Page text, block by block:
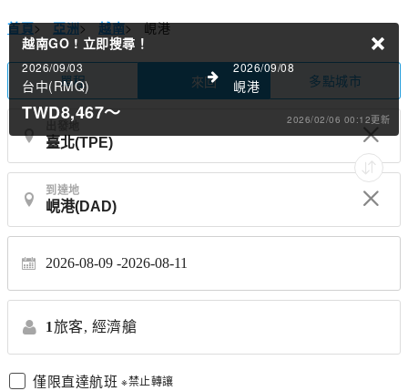
首頁> 亞洲> 越南> 峴港
單程 來回 多點城市
出發地
到達地
2026-08-09 2026-08-11
1旅客, 經濟艙
僅限直達航班 ※禁止轉讓
越南GO ! 立即搜尋！
2026/09/03
台中(RMQ)
2026/09/08
峴港
TWD8,467～ 2026/02/06 00:12更新